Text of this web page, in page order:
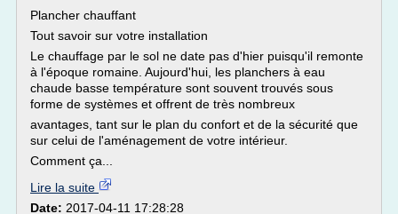
Plancher chauffant
Tout savoir sur votre installation
Le chauffage par le sol ne date pas d'hier puisqu'il remonte
à l'époque romaine. Aujourd'hui, les planchers à eau
chaude basse température sont souvent trouvés sous
forme de systèmes et offrent de très nombreux
avantages, tant sur le plan du confort et de la sécurité que
sur celui de l'aménagement de votre intérieur.
Comment ça...
Lire la suite
Date: 2017-04-11 17:28:28